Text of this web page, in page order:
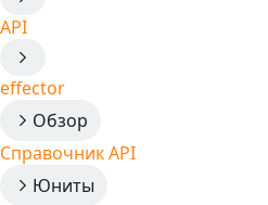
API
effector
Обзор
Справочник API
Юниты